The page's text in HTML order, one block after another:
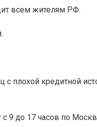
всем жителям РФ.
плохой кредитной
9 до 17 часов по